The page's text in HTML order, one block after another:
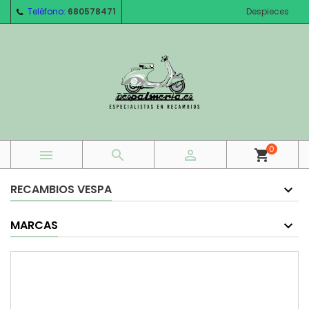
Teléfono: 680578471 Despieces
   shopping_cart0
RECAMBIOS VESPA
MARCAS